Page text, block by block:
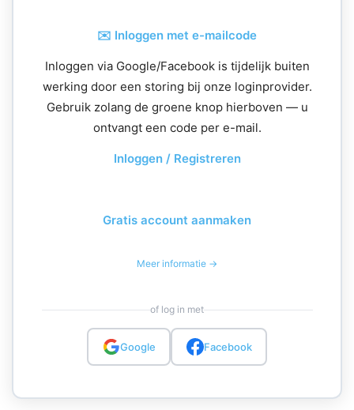
✉️ Inloggen met e-mailcode
Inloggen via Google/Facebook is tijdelijk buiten
werking door een storing bij onze loginprovider.
Gebruik zolang de groene knop hierboven — u
ontvangt een code per e-mail.
Inloggen / Registreren
Gratis account aanmaken
Meer informatie →
of log in met
Google Facebook